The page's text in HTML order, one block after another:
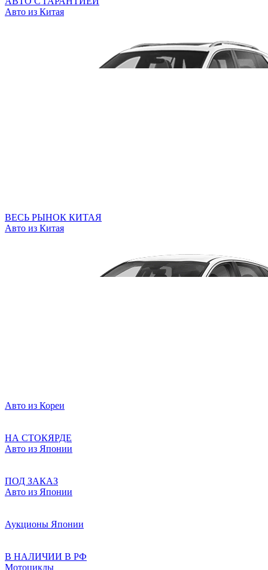
Авто из Китая
ВЕСЬ РЫНОК КИТАЯ
Авто из Китая
Авто из Кореи
НА СТОКЯРДЕ
Авто из Японии
ПОД ЗАКАЗ
Авто из Японии
Аукционы Японии
В НАЛИЧИИ В РФ
Мотоциклы